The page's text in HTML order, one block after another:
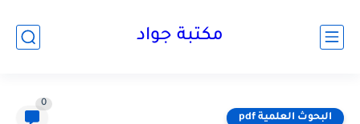
مكتبة جواد
البحوث العلمية pdf
0